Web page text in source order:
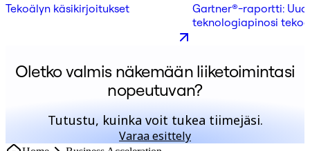
Tekoälyn käsikirjoitukset
Gartner®-raportti:
teknologiapinosi
Oletko valmis näkemään liiketoimintasi
nopeutuvan?
Tutustu, kuinka voit tukea tiimejäsi.
Varaa esittely